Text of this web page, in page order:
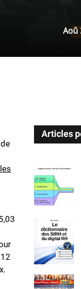
Aoû
Articles